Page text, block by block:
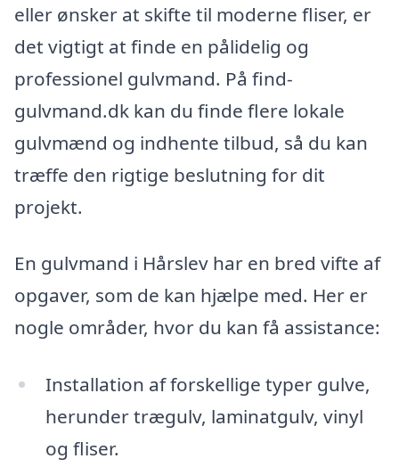
eller ønsker at skifte til moderne fliser, er
det vigtigt at finde en pålidelig og
professionel gulvmand. På find-
gulvmand.dk kan du finde flere lokale
gulvmænd og indhente tilbud, så du kan
træffe den rigtige beslutning for dit
projekt.
En gulvmand i Hårslev har en bred vifte af
opgaver, som de kan hjælpe med. Her er
nogle områder, hvor du kan få assistance:
Installation af forskellige typer gulve,
herunder trægulv, laminatgulv, vinyl
og fliser.